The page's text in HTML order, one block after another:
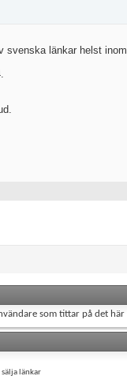
svenska länkar helst
som tittar på det här
länkar